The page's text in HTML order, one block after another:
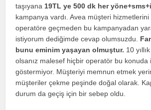
taşıyana19TL ye 500 dk her
kampanya vardı. Avea müşteri
operatöre geçmeden bu kampanyadan
istiyorum dediğimde cevap olumsuzdu.
bunu eminim yaşayan olmuştur. 10
olsanız malesef hiçbir operatör bu konuda
göstermiyor. Müşteriyi memnun etmek
müşteriler çekme peşinde doğal olarak.
durum da geçiş için bir sebep oldu.